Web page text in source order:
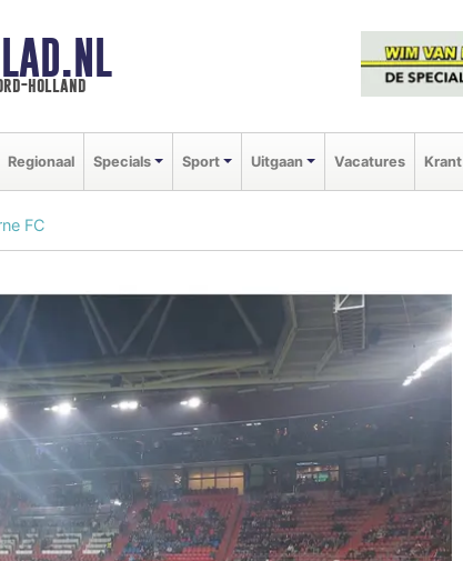
holland
Regionaal Specials Sport Uitgaan Vacatures Krant
FC